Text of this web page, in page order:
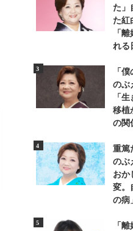
毎
た」
た紅
「
れる
「
のぶ
「
移植
の関
重篤
のぶ
おか
変。
の病
「